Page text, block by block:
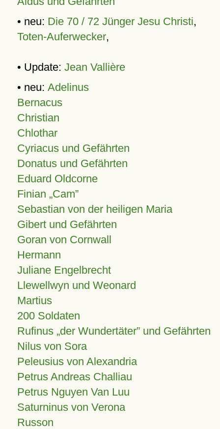
• neu: Die 70 / 72 Jünger Jesu Christi,
Toten-Auferwecker,
• Update: Jean Vallière
• neu: Adelinus
Bernacus
Christian
Chlothar
Cyriacus und Gefährten
Donatus und Gefährten
Eduard Oldcorne
Finian Cam
Sebastian von der heiligen Maria
Gibert und Gefährten
Goran von Cornwall
Hermann
Juliane Engelbrecht
Llewellwyn und Weonard
Martius
200 Soldaten
Rufinus „der Wundertäter” und Gefährten
Nilus von Sora
Peleusius von Alexandria
Petrus Andreas Challiau
Petrus Nguyen Van Luu
Saturninus von Verona
Russon